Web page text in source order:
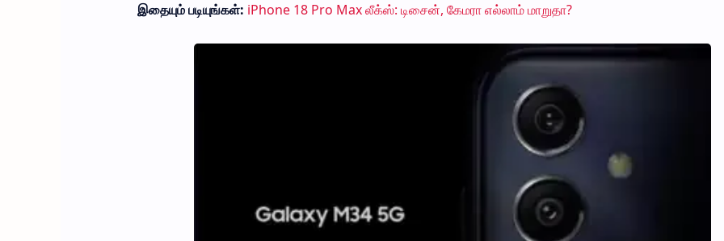
இதையும் படியுங்கள்: iPhone 18 Pro Max லீக்ஸ்: டிசைன், கேமரா எல்லாம் மாறுதா?